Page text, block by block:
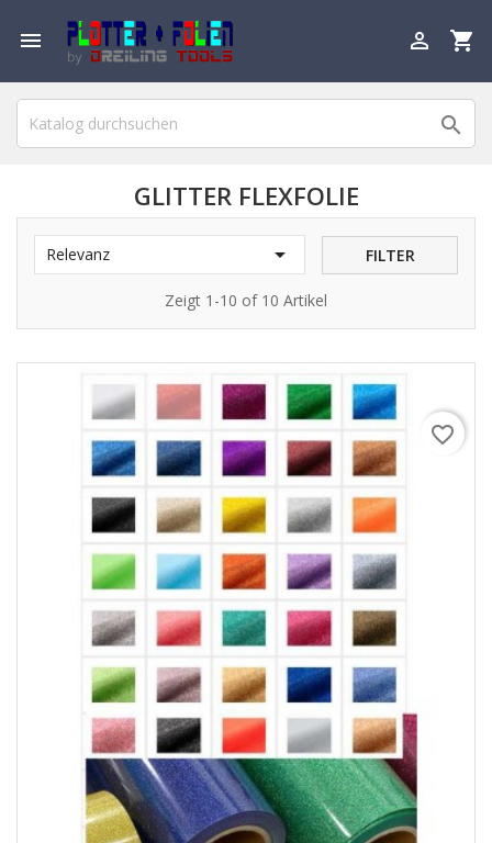
 shopping_cart


GLITTER FLEXFOLIE
Relevanz  FILTER
Zeigt 1-10 of 10 Artikel
favorite_border